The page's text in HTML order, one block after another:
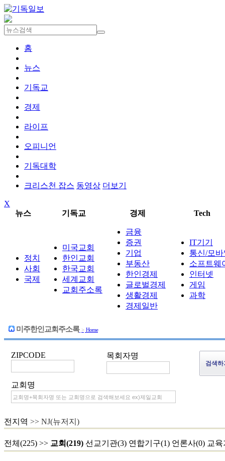
홈
뉴스
기독교
경제
라이프
오피니언
기독대학
크리스천 잡스 동영상 더보기
X
뉴스
기독교 경제 Tech
정치
사회
국제
미국교회
한인교회
한국교회
세계교회
교회주소록
금융
증권
기업
부동산
한인경제
글로벌경제
생활경제
경제일반
IT기기
통신/모
소프트웨
인터넷
게임
과학
미주한인교회주소록 > Home
ZIPCODE 목회자명
교회명
전지역 >> NJ(뉴저지)
전체(225) >> 교회(219) 선교기관(3) 연합기구(1) 언론사(0) 교육